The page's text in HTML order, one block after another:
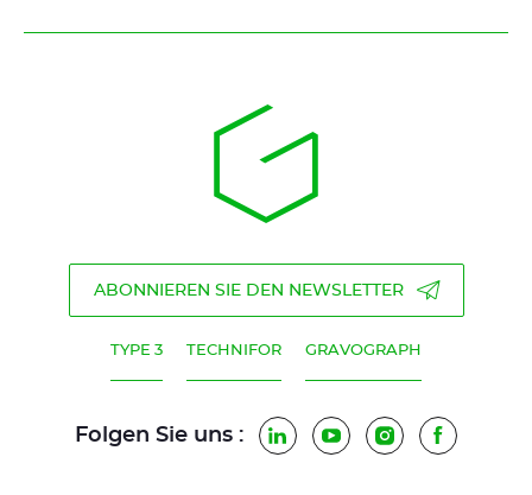
ABONNIEREN SIE DEN NEWSLETTER
TYPE 3 TECHNIFOR GRAVOGRAPH
Folgen Sie uns : LinkedInYouTubeInstagram